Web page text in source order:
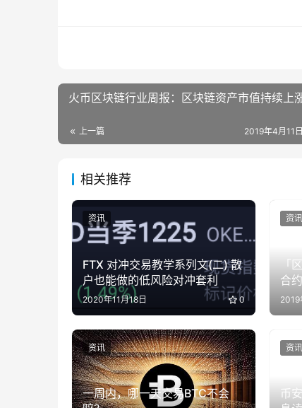
火币区块链行业周报：区块链资产市值持续上
上一篇 2019年4月11
相关推荐
FTX 对冲交易教学系列文(二) 散
户也能做的低风险对冲套利
2020年11月18日 0
资讯
「
合
2019
资讯
一周内，哪一天交易BTC不会
资讯
币
资讯